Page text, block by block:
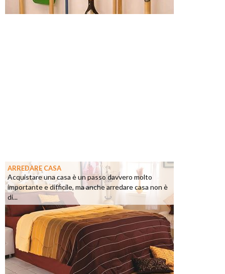
ARREDARE CASA
Acquistare una casa è un passo davvero molto
importante e difficile, ma anche arredare casa non è
di...